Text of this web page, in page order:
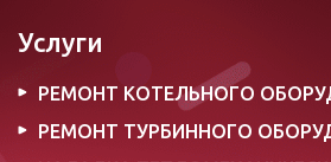
Услуги
РЕМОНТ КОТЕЛЬНОГО
РЕМОНТ ТУРБИННОГО